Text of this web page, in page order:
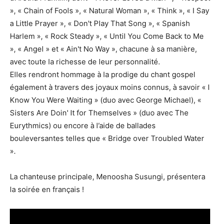
», « Chain of Fools », « Natural Woman », « Think », « I Say
a Little Prayer », « Don't Play That Song », « Spanish
Harlem », « Rock Steady », « Until You Come Back to Me
», « Angel » et « Ain't No Way », chacune à sa manière,
avec toute la richesse de leur personnalité.
Elles rendront hommage à la prodige du chant gospel
également à travers des joyaux moins connus, à savoir « I
Know You Were Waiting » (duo avec George Michael), «
Sisters Are Doin' It for Themselves » (duo avec The
Eurythmics) ou encore à l’aide de ballades
bouleversantes telles que « Bridge over Troubled Water
».
La chanteuse principale, Menoosha Susungi, présentera
la soirée en français !